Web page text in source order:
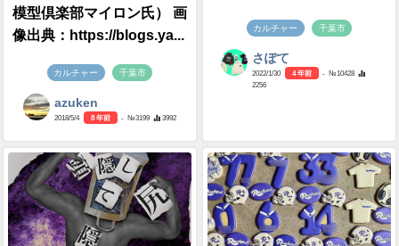
模型倶楽部マイロン氏） 画
像出典：https://blogs.ya...
カルチャー 千葉市
azuken
2018/5/4 8 年前 - №3199 3992
カルチャー 千葉市
さぽて
2022/1/30 4 年前
- №10428
2256